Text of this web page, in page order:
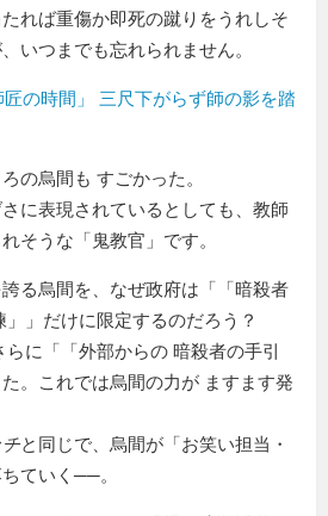
れば重傷か即死の蹴りをうれしそ
いつまでも忘れられません。
の時間」 三尺下がらず師の影を踏
の烏間も すごかった。
に表現されているとしても、教師
そうな
鬼教官 です。
る烏間を、なぜ政府は「
暗殺者
」だけに限定するのだろう？
らに「
外部からの 暗殺者の手引
。これでは烏間の力が ますます発
と同じで、烏間が「お笑い担当・
ていく──。